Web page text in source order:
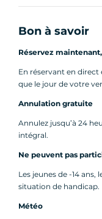
Bon à savoir
Réservez
En réservant en
que le jour de votre
Annulation gratuite
Annulez jusqu’à 24
intégral.
Ne peuvent pas
Les jeunes de -14
situation de handicap.
Météo